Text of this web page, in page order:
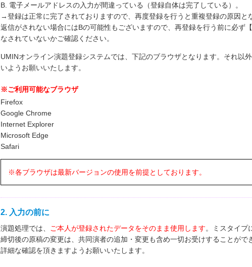
B. 電子メールアドレスの入力が間違っている（登録自体は完了している）。
→登録は正常に完了されておりますので、再度登録を行うと重複登録の原因と
返信がされない場合にはBの可能性もございますので、再登録を行う前に必ず
なされていないかご確認ください。
UMINオンライン演題登録システムでは、下記のブラウザとなります。それ以
いようお願いいたします。
※ご利用可能なブラウザ
Firefox
Google Chrome
Internet Explorer
Microsoft Edge
Safari
※各ブラウザは最新バージョンの使用を前提としております。
2. 入力の前に
演題処理では、 ご本人が登録されたデータをそのまま使用します。ミスタイプ
締切後の原稿の変更は、共同演者の追加・変更も含め一切お受けすることがで
詳細な確認を頂きますようお願いいたします。